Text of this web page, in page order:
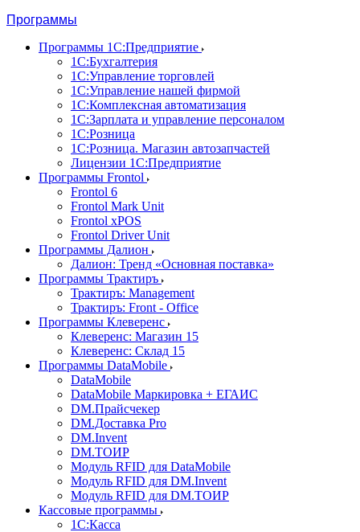
Программы
Программы 1С:Предприятие
1С:Бухгалтерия
1С:Управление торговлей
1С:Управление нашей фирмой
1С:Комплексная автоматизация
1С:Зарплата и управление персоналом
1С:Розница
1С:Розница. Магазин автозапчастей
Лицензии 1С:Предприятие
Программы Frontol
Frontol 6
Frontol Mark Unit
Frontol xPOS
Frontol Driver Unit
Программы Далион
Далион: Тренд «Основная поставка»
Программы Трактиръ
Трактиръ: Management
Трактиръ: Front - Office
Программы Клеверенс
Клеверенс: Магазин 15
Клеверенс: Склад 15
Программы DataMobile
DataMobile
DataMobile Маркировка + ЕГАИС
DM.Прайсчекер
DM.Доставка Pro
DM.Invent
DM.ТОИР
Модуль RFID для DataMobile
Модуль RFID для DM.Invent
Модуль RFID для DM.ТОИР
Кассовые программы
1С:Касса